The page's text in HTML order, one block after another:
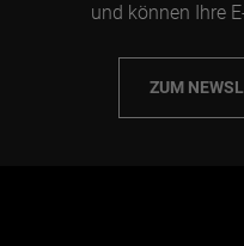
und können Ihre
ZUM